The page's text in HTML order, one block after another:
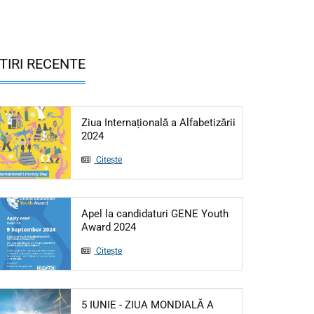
RECENTE
Ziua Internațională a Alfabetizării
2024Articol: Ziua Internațională a Alfabetizării
Citește
Apel la candidaturi GENE Youth
Award 2024Articol: Apel la candidaturi GENE
Citește
5 IUNIE - ZIUA MONDIALĂ A